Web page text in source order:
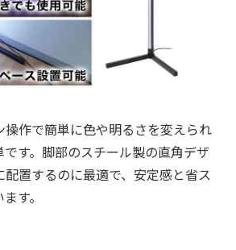
作で簡単に色や明るさを変えられ
す。脚部のスチール製の直角デザ
置するのに最適で、安定感と省ス
す。